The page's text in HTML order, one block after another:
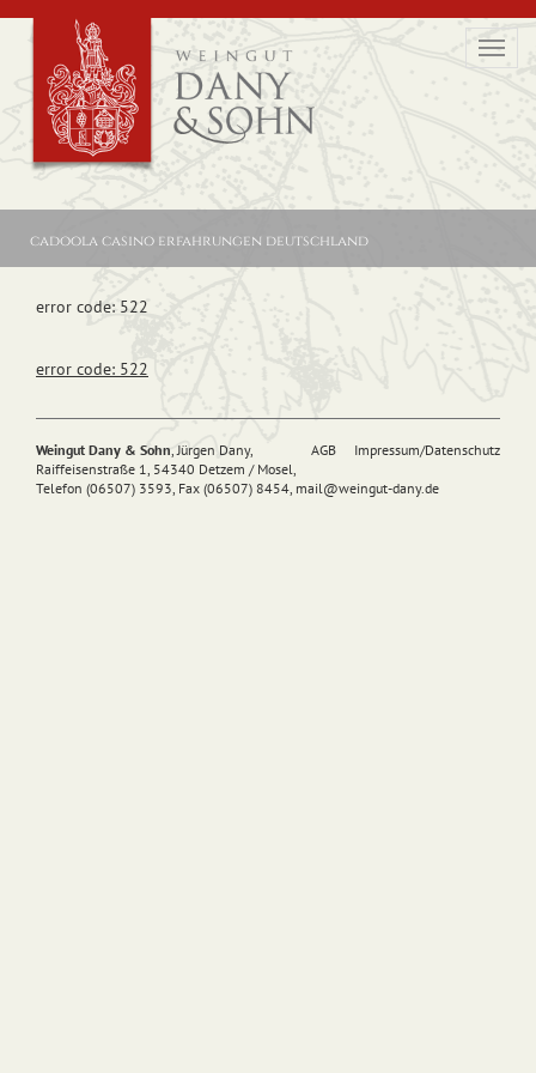
cadoola casino erfahrungen deutschland
error code: 522
error code: 522
AGB Impressum/Datenschutz
Weingut Dany & Sohn, Jürgen Dany,
Raiffeisenstraße 1, 54340 Detzem / Mosel,
Telefon (06507) 3593, Fax (06507) 8454, mail@weingut-dany.de